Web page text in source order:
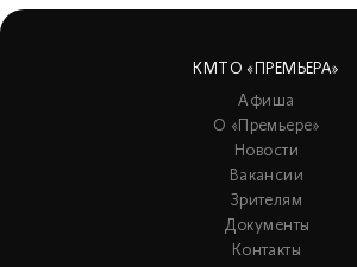
КМТО «ПРЕМЬЕРА»
Афиша
О «Премьере»
Новости
Вакансии
Зрителям
Документы
Контакты